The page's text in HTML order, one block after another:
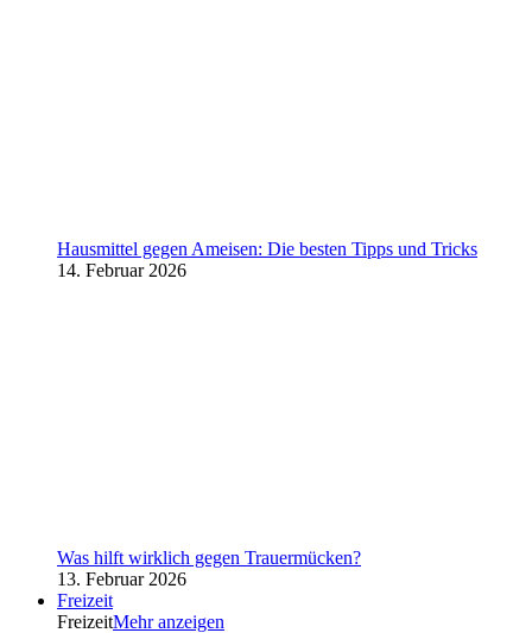
Hausmittel gegen Ameisen: Die besten Tipps und Tricks
14. Februar 2026
Was hilft wirklich gegen Trauermücken?
13. Februar 2026
Freizeit
FreizeitMehr anzeigen